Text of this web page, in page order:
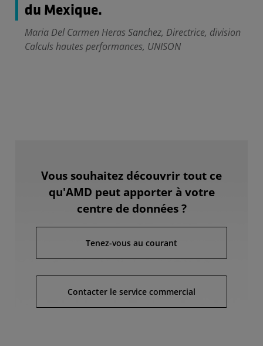
du Mexique.
Maria Del Carmen Heras Sanchez, Directrice, division
Calculs hautes performances, UNISON
Vous souhaitez découvrir tout ce
qu'AMD peut apporter à votre
centre de données ?
Tenez-vous au courant
Contacter le service commercial